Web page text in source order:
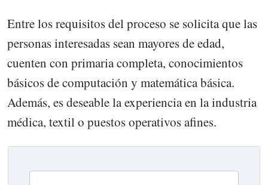
Entre los requisitos del proceso se solicita que las
personas interesadas sean mayores de edad,
cuenten con primaria completa, conocimientos
básicos de computación y matemática básica.
Además, es deseable la experiencia en la industria
médica, textil o puestos operativos afines.